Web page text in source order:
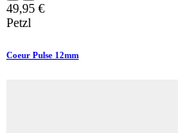
49,95 €
Petzl
Coeur Pulse 12mm